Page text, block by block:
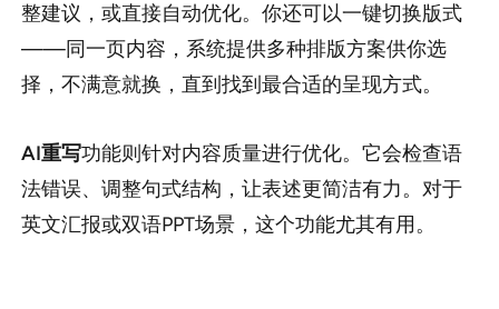
整建议，或直接自动优化。你还可以一键切换版式
——同一页内容，系统提供多种排版方案供你选
择，不满意就换，直到找到最合适的呈现方式。
AI重写功能则针对内容质量进行优化。它会检查语
法错误、调整句式结构，让表述更简洁有力。对于
英文汇报或双语PPT场景，这个功能尤其有用。